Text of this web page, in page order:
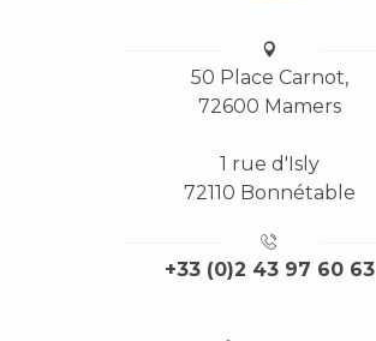
50 Place Carnot,
72600 Mamers
1 rue d'Isly
72110 Bonnétable
+33 (0)2 43 97 60 63